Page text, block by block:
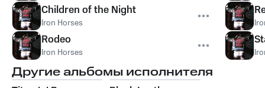
Children of the Night
Iron Horses
Rodeo
Iron Horses
Другие альбомы исполнителя